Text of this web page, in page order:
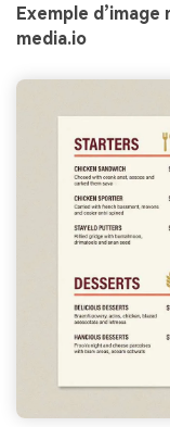
Exemple
media.io